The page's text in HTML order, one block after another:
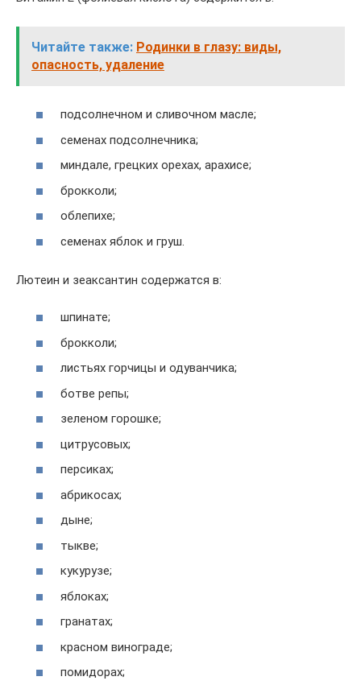
Читайте также: Родинки в глазу: виды,
опасность, удаление
подсолнечном и сливочном масле;
семенах подсолнечника;
миндале, грецких орехах, арахисе;
брокколи;
облепихе;
семенах яблок и груш.
Лютеин и зеаксантин содержатся в:
шпинате;
брокколи;
листьях горчицы и одуванчика;
ботве репы;
зеленом горошке;
цитрусовых;
персиках;
абрикосах;
дыне;
тыкве;
кукурузе;
яблоках;
гранатах;
красном винограде;
помидорах;